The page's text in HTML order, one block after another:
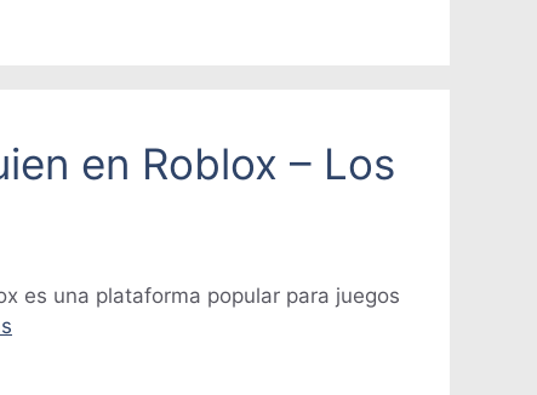
en Roblox – Los
es una plataforma popular para juegos